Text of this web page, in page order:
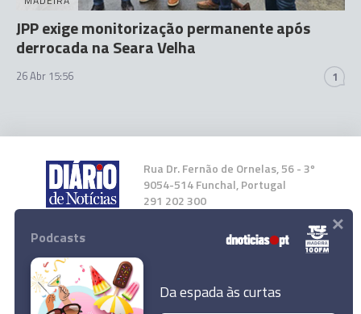
JPP exige monitorização permanente após
derrocada na Seara Velha
26 Abr 15:56 1
Rua Dr. Fernão de Ornelas, 56 - 3º
9054-514 Funchal, Portugal
291 202 300
Instale a nossa App
Podcasts
Da espada às curtas
×